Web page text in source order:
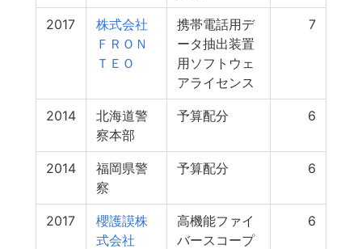
2017
株式会社
ＦＲＯＮ
ＴＥＯ
携帯電話用デ
ータ抽出装置
用ソフトウェ
アライセンス
7
2014
北海道警
察本部
予算配分 6
2014
福岡県警
察
予算配分 6
2017
櫻護謨株
式会社
高機能ファイ
バースコープ
6